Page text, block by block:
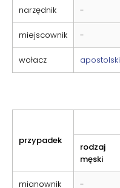
narzędnik -
miejscownik -
wołacz apostolski
przypadek
rodzaj
męski
mianownik -